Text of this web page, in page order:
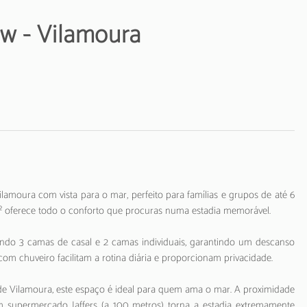
- Vilamoura
com vista para o mar, perfeito para famílias e grupos de até 6
oferece todo o conforto que procuras numa estadia memorável.
3 camas de casal e 2 camas individuais, garantindo um descanso
chuveiro facilitam a rotina diária e proporcionam privacidade.
Vilamoura, este espaço é ideal para quem ama o mar. A proximidade